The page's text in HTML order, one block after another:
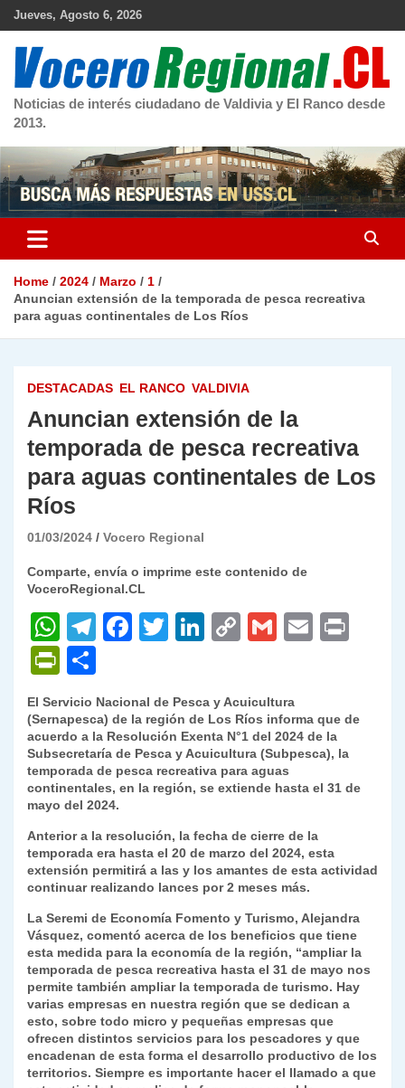
Skip
Jueves, Agosto 6, 2026
Noticias de interés ciudadano de Valdivia y El Ranco desde
2013.
Home 2024 Marzo
1
Anuncian extensión de la temporada de pesca recreativa
para aguas continentales de Los Ríos
DESTACADAS EL RANCO VALDIVIA
Anuncian extensión de la
temporada de pesca recreativa
para aguas continentales de Los
Ríos
01/03/2024 Vocero Regional
Comparte, envía o imprime este contenido de
VoceroRegional.CL
W
h
at
s
A
p
p
T
gr
a
m
F
e
b
o
o
k
T
er
Li
e
dI
n
C
y
Li
n
k
G
l
E
l
P
ri
nt
Fr
ie
n
dl
y
o
m
p
ar
tir
El Servicio Nacional de Pesca y Acuicultura
(Sernapesca) de la región de Los Ríos informa que de
acuerdo a la Resolución Exenta N°1 del 2024 de la
Subsecretaría de Pesca y Acuicultura (Subpesca), la
temporada de pesca recreativa para aguas
continentales, en la región, se extiende hasta el 31 de
mayo del 2024.
Anterior a la resolución, la fecha de cierre de la
temporada era hasta el 20 de marzo del 2024, esta
extensión permitirá a las y los amantes de esta actividad
continuar realizando lances por 2 meses más.
La Seremi de Economía Fomento y Turismo, Alejandra
Vásquez, comentó acerca de los beneficios que tiene
esta medida para la economía de la región, “ampliar la
temporada de pesca recreativa hasta el 31 de mayo nos
permite también ampliar la temporada de turismo. Hay
varias empresas en nuestra región que se dedican a
esto, sobre todo micro y pequeñas empresas que
ofrecen distintos servicios para los pescadores y que
encadenan de esta forma el desarrollo productivo de los
territorios. Siempre es importante hacer el llamado a que